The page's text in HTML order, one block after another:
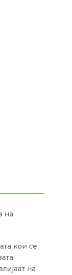
на
кои се
на